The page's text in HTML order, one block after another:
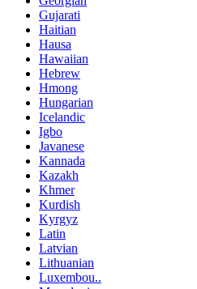
Gujarati
Haitian
Hausa
Hawaiian
Hebrew
Hmong
Hungarian
Icelandic
Igbo
Javanese
Kannada
Kazakh
Khmer
Kurdish
Kyrgyz
Latin
Latvian
Lithuanian
Luxembou..